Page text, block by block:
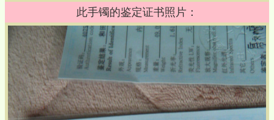
此手镯的鉴定证书照片：